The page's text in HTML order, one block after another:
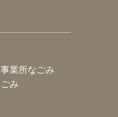
業所なごみ
み